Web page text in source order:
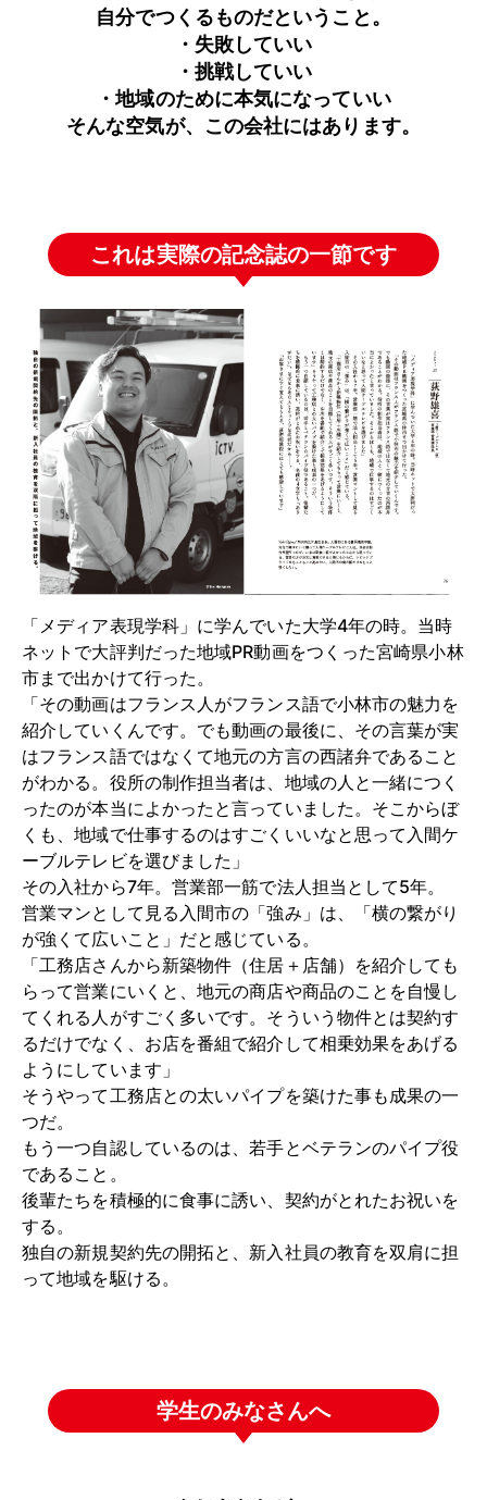
自分でつくるものだということ。
・失敗していい
・挑戦していい
・地域のために本気になっていい
そんな空気が、この会社にはあります。
これは実際の記念誌の一節です
「メディア表現学科」に学んでいた大学4年の時。当時
ネットで大評判だった地域PR動画をつくった宮崎県小林
市まで出かけて行った。
「その動画はフランス人がフランス語で小林市の魅力を
紹介していくんです。でも動画の最後に、その言葉が実
はフランス語ではなくて地元の方言の西諸弁であること
がわかる。役所の制作担当者は、地域の人と一緒につく
ったのが本当によかったと言っていました。そこからぼ
くも、地域で仕事するのはすごくいいなと思って入間ケ
ーブルテレビを選びました」
その入社から7年。営業部一筋で法人担当として5年。
営業マンとして見る入間市の「強み」は、「横の繋がり
が強くて広いこと」だと感じている。
「工務店さんから新築物件（住居＋店舗）を紹介しても
らって営業にいくと、地元の商店や商品のことを自慢し
てくれる人がすごく多いです。そういう物件とは契約す
るだけでなく、お店を番組で紹介して相乗効果をあげる
ようにしています」
そうやって工務店との太いパイプを築けた事も成果の一
つだ。
もう一つ自認しているのは、若手とベテランのパイプ役
であること。
後輩たちを積極的に食事に誘い、契約がとれたお祝いを
する。
独自の新規契約先の開拓と、新入社員の教育を双肩に担
って地域を駆ける。
学生のみなさんへ